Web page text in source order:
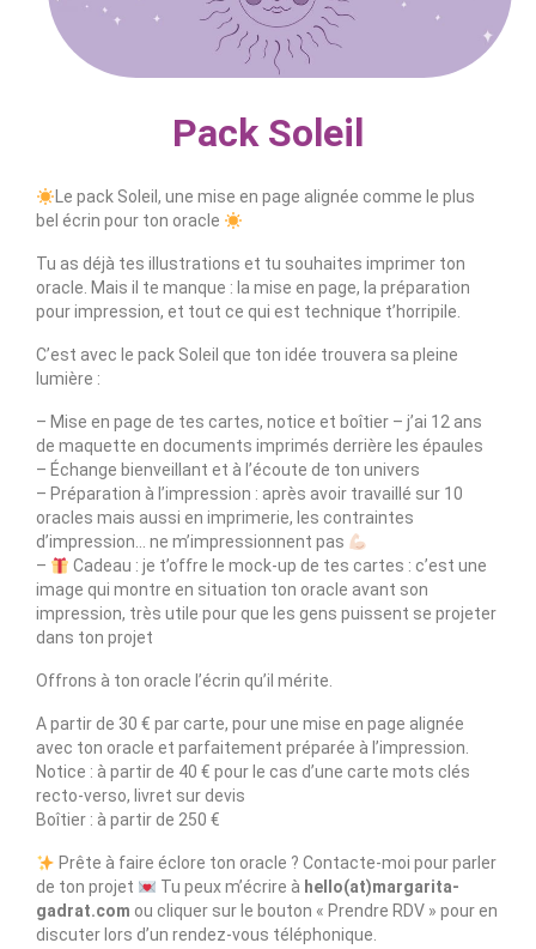
Contact
Pack Soleil
Le pack Soleil, une mise en page alignée comme le plus
bel écrin pour ton oracle
Tu as déjà tes illustrations et tu souhaites imprimer ton
oracle. Mais il te manque : la mise en page, la préparation
pour impression, et tout ce qui est technique t’horripile.
C’est avec le pack Soleil que ton idée trouvera sa pleine
lumière :
– Mise en page de tes cartes, notice et boîtier – j’ai 12 ans
de maquette en documents imprimés derrière les épaules
– Échange bienveillant et à l’écoute de ton univers
– Préparation à l’impression : après avoir travaillé sur 10
oracles mais aussi en imprimerie, les contraintes
d’impression… ne m’impressionnent pas
–
Cadeau : je t’offre le mock-up de tes cartes : c’est une
image qui montre en situation ton oracle avant son
impression, très utile pour que les gens puissent se projeter
dans ton projet
Offrons à ton oracle l’écrin qu’il mérite.
A partir de 30 € par carte, pour une mise en page alignée
avec ton oracle et parfaitement préparée à l’impression.
Notice : à partir de 40 € pour le cas d’une carte mots clés
recto-verso, livret sur devis
Boîtier : à partir de 250 €
Prête à faire éclore ton oracle ? Contacte-moi pour parler
de ton projet
Tu peux m’écrire à hello(at)margarita-
gadrat.com ou cliquer sur le bouton « Prendre RDV » pour en
discuter lors d’un rendez-vous téléphonique.